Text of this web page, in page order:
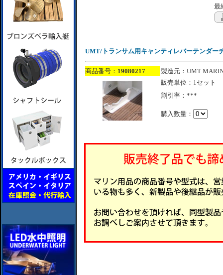
最
UMT/トランサム用キャンティレバーテンダー
商品番号： 19080217
製造元：UMT
販売単位：1セット
割引率：***
購入数量：